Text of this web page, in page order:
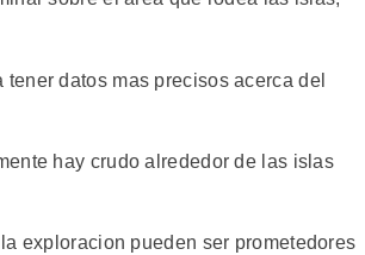
datos mas precisos acerca del
hay crudo alrededor de las islas
exploracion pueden ser prometedores